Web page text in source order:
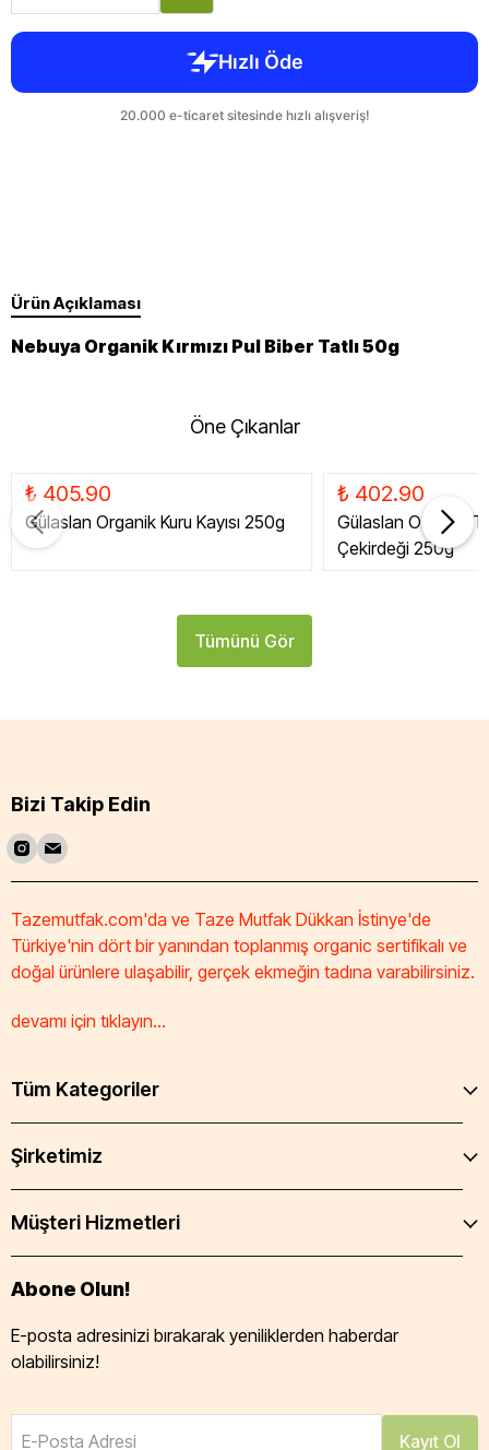
Ürün Açıklaması
Nebuya Organik Kırmızı Pul Biber Tatlı 50g
Öne Çıkanlar
₺ 405.90
Gülaslan Organik Kuru Kayısı 250g
₺ 402.90
Gülaslan Organik
Çekirdeği 250g
Tümünü Gör
Bizi Takip Edin
Tazemutfak.com'da ve Taze Mutfak Dükkan İstinye'de
Türkiye'nin dört bir yanından toplanmış organic sertifikalı ve
doğal ürünlere ulaşabilir, gerçek ekmeğin tadına varabilirsiniz.
devamı için tıklayın...
Tüm Kategoriler
Şirketimiz
Müşteri Hizmetleri
Abone Olun!
E-posta adresinizi bırakarak yeniliklerden haberdar
olabilirsiniz!
E-Posta Adresi Kayıt Ol